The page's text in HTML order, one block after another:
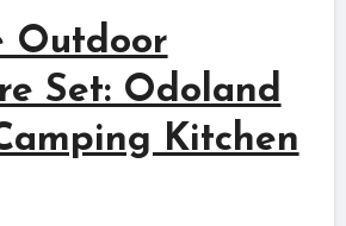
Outdoor
Set: Odoland
Kitchen